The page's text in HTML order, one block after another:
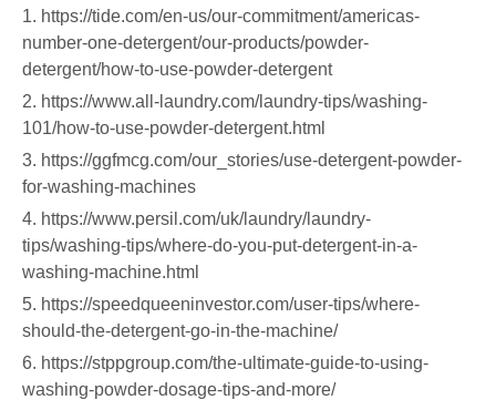
1. https://tide.com/en-us/our-commitment/americas-
number-one-detergent/our-products/powder-
detergent/how-to-use-powder-detergent
2. https://www.all-laundry.com/laundry-tips/washing-
101/how-to-use-powder-detergent.html
3. https://ggfmcg.com/our_stories/use-detergent-powder-
for-washing-machines
4. https://www.persil.com/uk/laundry/laundry-
tips/washing-tips/where-do-you-put-detergent-in-a-
washing-machine.html
5. https://speedqueeninvestor.com/user-tips/where-
should-the-detergent-go-in-the-machine/
6. https://stppgroup.com/the-ultimate-guide-to-using-
washing-powder-dosage-tips-and-more/